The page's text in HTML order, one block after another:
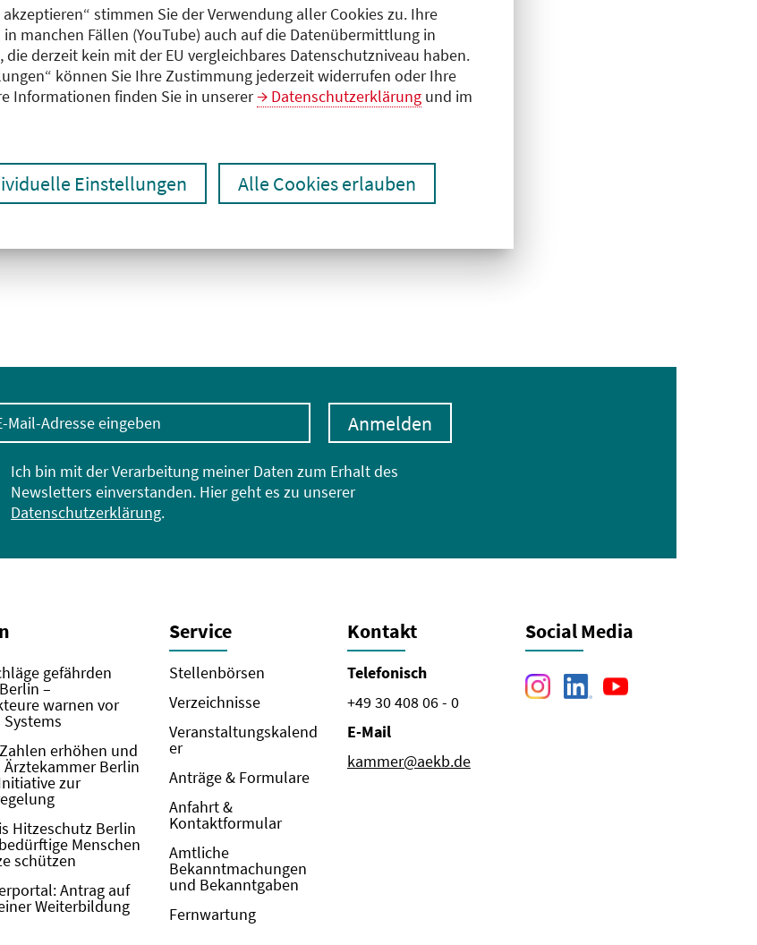
stimmen Sie der Verwendung aller Cookies zu. Ihre
manchen Fällen (YouTube) auch auf die Datenübermittlung in
die derzeit kein mit der EU vergleichbares Datenschutzniveau haben.
können Sie Ihre Zustimmung jederzeit widerrufen oder Ihre
Informationen finden Sie in unserer
Datenschutzerklärung und im
Einstellungen Alle Cookies erlauben
Adresse eingeben
Ich bin mit der Verarbeitung meiner Daten zum Erhalt des
Newsletters einverstanden. Hier geht es zu unserer
Datenschutzerklärung.
Anmelden
gefährden
–
warnen vor
erhöhen und
Berlin
zur
Hitzeschutz Berlin
Menschen
schützen
Antrag auf
Weiterbildung
Service
Stellenbörsen
Verzeichnisse
Veranstaltungskalend
er
Anträge & Formulare
Anfahrt &
Kontaktformular
Amtliche
Bekanntmachungen
und Bekanntgaben
Fernwartung
Kontakt
Telefonisch
+49 30 408 06 - 0
E-Mail
kammer@aekb.de
Social Media